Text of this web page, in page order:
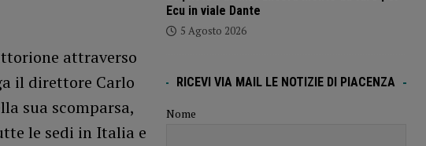
attraverso
il direttore Carlo
sua scomparsa,
le sedi in Italia e
Ecu in viale Dante
5 Agosto 2026
RICEVI VIA MAIL LE NOTIZIE DI PIACENZA
Nome